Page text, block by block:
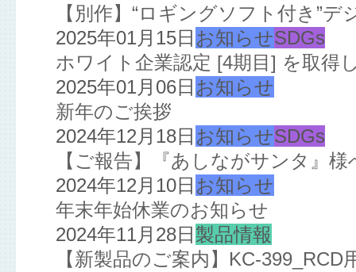
【別作】“ロギングソフト付き”
2025年01月15日 お知らせSDGs
ホワイト企業認定 [4期目] を取得
2025年01月06日 お知らせ
新年のご挨拶
2024年12月18日 お知らせSDGs
【ご報告】『あしながサンタ』
2024年12月10日 お知らせ
年末年始休業のお知らせ
2024年11月28日 製品情報
【新製品のご案内】KC-